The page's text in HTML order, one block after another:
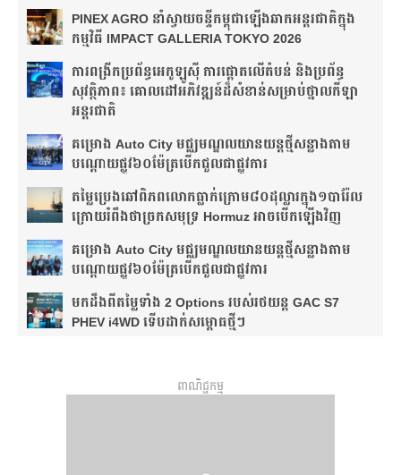
PINEX AGRO នាំ​ស្វាយចន្ទី​កម្ពុជា​ឡើង​ឆាក​អន្តរជាតិ​​ក្នុង​
កម្មវិធី​ IMPACT GALLERIA TOKYO 2026
ការពង្រីកប្រព័ន្ធអេកូឡូស៊ី ការផ្តោតលើតំបន់ និងប្រព័ន្ធ
សុវត្ថិភាព៖ គោលដៅអភិវឌ្ឍន៍ដ៏សំខាន់សម្រាប់ថ្នាលកីឡា
អន្តរជាតិ
គម្រោង Auto City មជ្ឈមណ្ឌលយានយន្តថ្មីសន្លាង​តាម
បណ្តោយផ្លូវ​​៦០ម៉ែត្រ​បើកជួលជាផ្លូវការ
តម្លៃប្រេងឆៅពិភពលោកធ្លាក់ក្រោម៨០ដុល្លារក្នុង១បារ៉ែល
ក្រោយរំពឹងថា​ច្រកសមុទ្រ Hormuz អាចបើកឡើងវិញ
គម្រោង Auto City មជ្ឈមណ្ឌលយានយន្តថ្មីសន្លាង​តាម
បណ្តោយផ្លូវ​​៦០ម៉ែត្រ​បើកជួលជាផ្លូវការ
មកដឹងពីតម្លៃទាំង 2 Options របស់រថយន្ត GAC S7
PHEV i4WD ទើបដាក់សម្ពោធថ្មីៗ
ពាណិជ្ជកម្ម